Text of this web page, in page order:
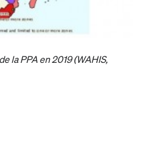
la PPA en 2019 (WAHIS,